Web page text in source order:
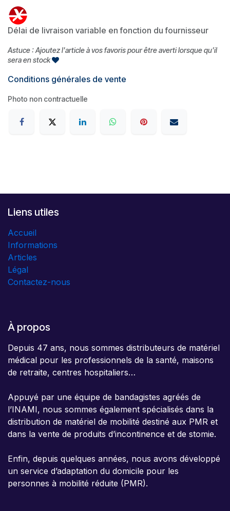
Délai de livraison variable en fonction du fournisseur
Astuce : Ajoutez l'article à vos favoris pour être averti lorsque qu'il
sera en stock
Conditions générales de vente
Photo non contractuelle
Liens utiles
Accueil
Informations
Articles
Légal
Contactez-nous
À propos
Depuis 47 ans, nous sommes distributeurs de matériel
médical pour les professionnels de la santé, maisons
de retraite, centres hospitaliers…
Appuyé par une équipe de bandagistes agréés de
l’INAMI, nous sommes également spécialisés dans la
distribution de matériel de mobilité destiné aux PMR et
dans la vente de produits d’incontinence et de stomie.
Enfin, depuis quelques années, nous avons développé
un service d’adaptation du domicile pour les
personnes à mobilité réduite (PMR).